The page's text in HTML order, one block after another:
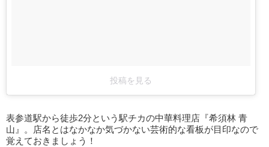
投稿を見る
表参道駅から徒歩2分という駅チカの中華料理店『希須林 青
山』。店名とはなかなか気づかない芸術的な看板が目印なので
覚えておきましょう！